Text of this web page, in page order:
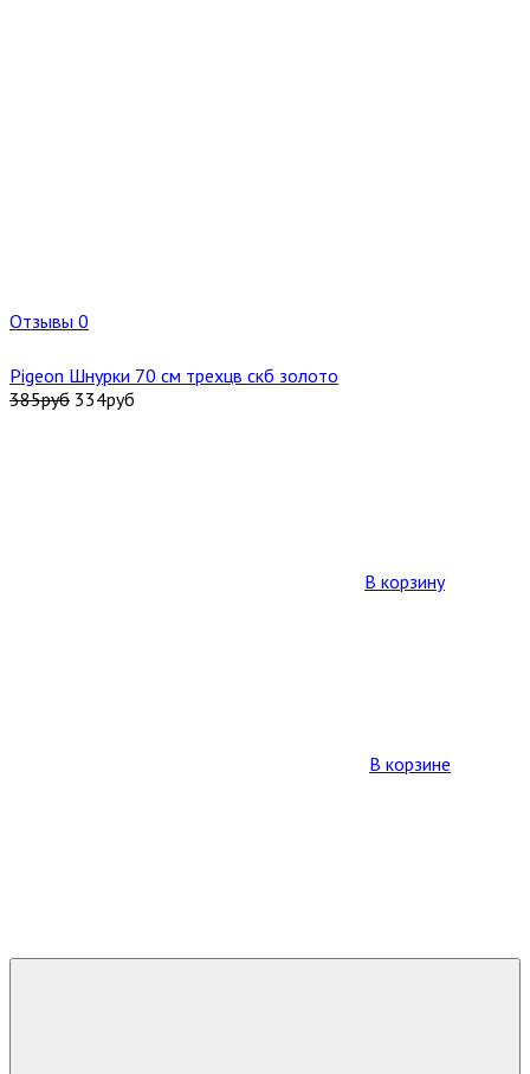
Отзывы 0
Pigeon Шнурки 70 см трехцв скб золото
385руб 334руб
В корзину
В корзине